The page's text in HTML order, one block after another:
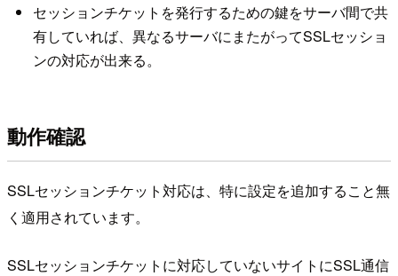
セッションチケットを発行するための鍵をサーバ間で共
有していれば、異なるサーバにまたがってSSLセッショ
ンの対応が出来る。
動作確認
SSLセッションチケット対応は、特に設定を追加すること無
く適用されています。
SSLセッションチケットに対応していないサイトにSSL通信